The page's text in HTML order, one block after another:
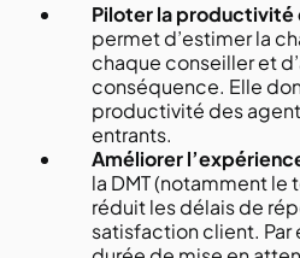
Piloter la productivité
permet d’estimer la
chaque conseiller et
conséquence. Elle
productivité des
entrants.
Améliorer
la DMT (notamment le
réduit les délais de
satisfaction client. Par